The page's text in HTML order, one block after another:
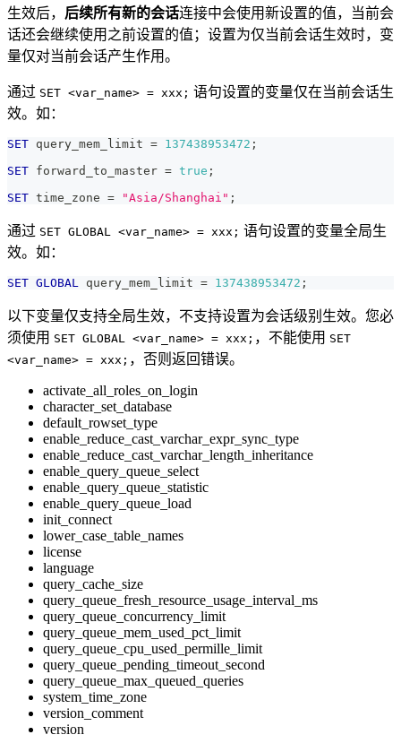
生效后， 后续所有新的会话连接中会使用新设置的值，当前会
话还会继续使用之前设置的值；设置为仅当前会话生效时，变
量仅对当前会话产生作用。
通过 SET <var_name> = xxx; 语句设置的变量仅在当前会话生
效。如：
SET query_mem_limit = 137438953472 ;
SET forward_to_master = true ;
SET time_zone = "Asia/Shanghai" ;
通过 SET GLOBAL <var_name> = xxx; 语句设置的变量全局生
效。如：
SET GLOBAL query_mem_limit = 137438953472 ;
以下变量仅支持全局生效，不支持设置为会话级别生效。您必
须使用 SET GLOBAL <var_name> = xxx; ，不能使用 SET
<var_name> = xxx; ，否则返回错误。
activate_all_roles_on_login
character_set_database
default_rowset_type
enable_reduce_cast_varchar_expr_sync_type
enable_reduce_cast_varchar_length_inheritance
enable_query_queue_select
enable_query_queue_statistic
enable_query_queue_load
init_connect
lower_case_table_names
license
language
query_cache_size
query_queue_fresh_resource_usage_interval_ms
query_queue_concurrency_limit
query_queue_mem_used_pct_limit
query_queue_cpu_used_permille_limit
query_queue_pending_timeout_second
query_queue_max_queued_queries
system_time_zone
version_comment
version